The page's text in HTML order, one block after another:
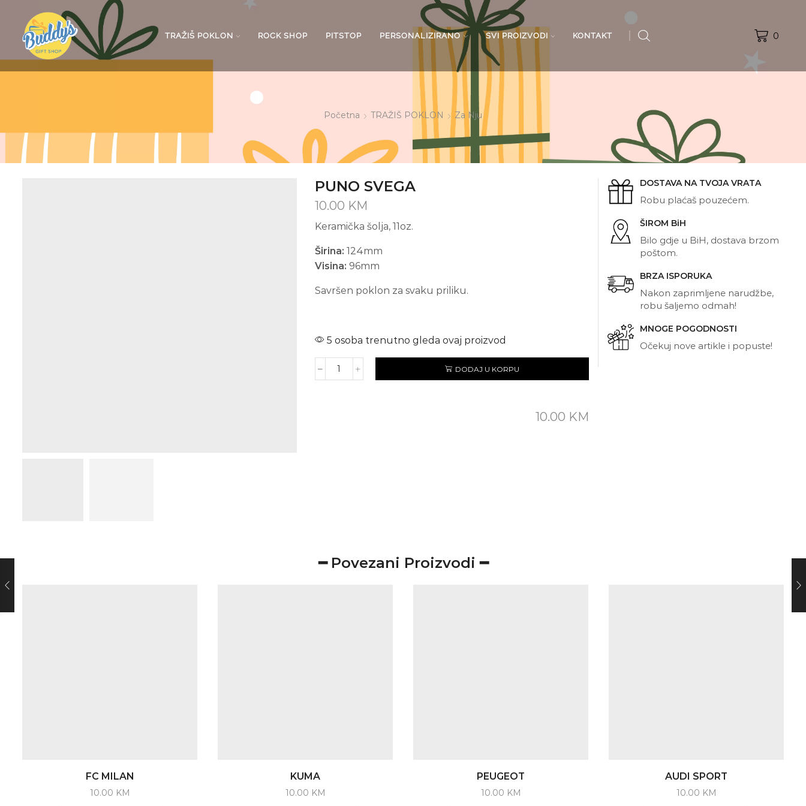
TRAŽIŠ POKLON ROCK SHOP PITSTOP PERSONALIZIRANO SVI PROIZVODI KONTAKT 0
Početna TRAŽIŠ POKLON Za Nju
PUNO SVEGA
10.00 KM
Keramička šolja, 11oz.
Širina: 124mm
Visina: 96mm
Savršen poklon za svaku priliku.
5 osoba trenutno gleda ovaj proizvod
PUNO
DODAJ U KORPU
10.00 KM
DOSTAVA NA TVOJA VRATA
Robu plaćaš pouzećem.
ŠIROM BiH
Bilo gdje u BiH, dostava brzom
poštom.
BRZA ISPORUKA
Nakon zaprimljene narudžbe,
robu šaljemo odmah!
MNOGE POGODNOSTI
Očekuj nove artikle i popuste!
━ Povezani Proizvodi ━
FC MILAN
10.00 KM
KUMA
10.00 KM
PEUGEOT
10.00 KM
AUDI SPORT
10.00 KM